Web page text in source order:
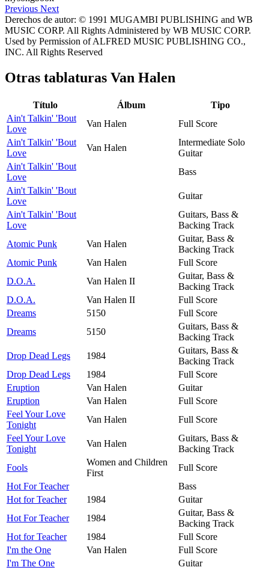
Previous Next
Derechos de autor: © 1991 MUGAMBI PUBLISHING and WB
MUSIC CORP. All Rights Administered by WB MUSIC CORP.
Used by Permission of ALFRED MUSIC PUBLISHING CO.,
INC. All Rights Reserved
Otras tablaturas Van Halen
Título Álbum
Tipo
Ain't Talkin' 'Bout
Love
Van Halen
Full Score
Ain't Talkin' 'Bout
Love
Van Halen
Intermediate Solo
Guitar
Ain't Talkin' 'Bout
Love
Bass
Ain't Talkin' 'Bout
Love
Guitar
Ain't Talkin' 'Bout
Love
Guitars, Bass &
Backing Track
Atomic Punk
Van Halen
Guitar, Bass &
Backing Track
Atomic Punk
Van Halen
Full Score
D.O.A.
Van Halen II
Guitar, Bass &
Backing Track
D.O.A.
Van Halen II
Full Score
Dreams
5150
Full Score
Dreams
5150
Guitars, Bass &
Backing Track
Drop Dead Legs
1984
Guitars, Bass &
Backing Track
Drop Dead Legs
1984
Full Score
Eruption
Van Halen
Guitar
Eruption
Van Halen
Full Score
Feel Your Love
Tonight
Van Halen
Full Score
Feel Your Love
Tonight
Van Halen
Guitars, Bass &
Backing Track
Fools
Women and Children
First
Full Score
Hot For Teacher
Bass
Hot for Teacher
1984
Guitar
Hot For Teacher
1984
Guitar, Bass &
Backing Track
Hot for Teacher
1984
Full Score
I'm the One
Van Halen
Full Score
I'm The One
Guitar